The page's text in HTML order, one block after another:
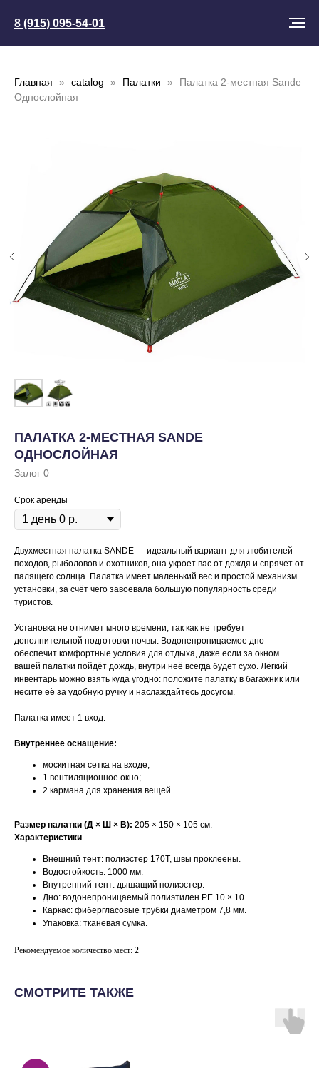
8 (915) 095-54-01
Главная catalog Палатки
Палатка 2-местная Sande
Однослойная
ПАЛАТКА 2-МЕСТНАЯ SANDE
ОДНОСЛОЙНАЯ
Залог 0
Срок аренды
Двухместная палатка SANDE — идеальный вариант для любителей
походов, рыболовов и охотников, она укроет вас от дождя и спрячет от
палящего солнца. Палатка имеет маленький вес и простой механизм
установки, за счёт чего завоевала большую популярность среди
туристов.
Установка не отнимет много времени, так как не требует
дополнительной подготовки почвы. Водонепроницаемое дно
обеспечит комфортные условия для отдыха, даже если за окном
вашей палатки пойдёт дождь, внутри неё всегда будет сухо. Лёгкий
инвентарь можно взять куда угодно: положите палатку в багажник или
несите её за удобную ручку и наслаждайтесь досугом.
Палатка имеет 1 вход.
Внутреннее оснащение:
москитная сетка на входе;
1 вентиляционное окно;
2 кармана для хранения вещей.
Размер палатки (Д × Ш × В): 205 × 150 × 105 см.
Характеристики
Внешний тент: полиэстер 170Т, швы проклеены.
Водостойкость: 1000 мм.
Внутренний тент: дышащий полиэстер.
Дно: водонепроницаемый полиэтилен РЕ 10 × 10.
Каркас: фибергласовые трубки диаметром 7,8 мм.
Упаковка: тканевая сумка.
Рекомендуемое количество мест: 2
СМОТРИТЕ ТАКЖЕ